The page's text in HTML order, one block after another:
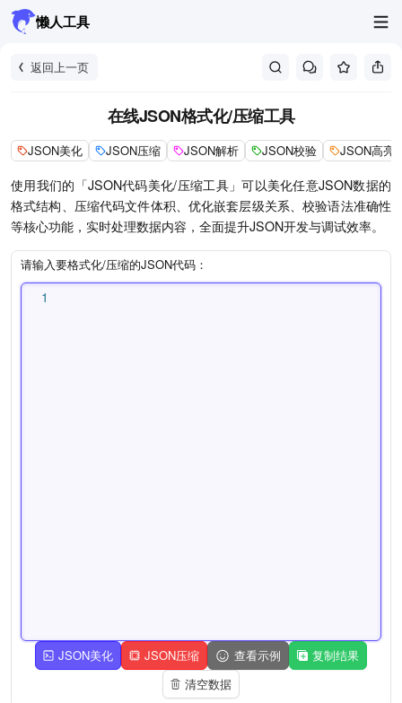
懒人工具
返回上一页
在线JSON格式化/压缩工具
JSON美化 JSON压缩 JSON解析 JSON校验 JSON高亮
使用我们的「JSON代码美化/压缩工具」可以美化任意JSON数据的
格式结构、压缩代码文件体积、优化嵌套层级关系、校验语法准确性
等核心功能，实时处理数据内容，全面提升JSON开发与调试效率。
请输入要格式化/压缩的JSON代码：
1
JSON美化 JSON压缩 查看示例
复制结果
清空数据